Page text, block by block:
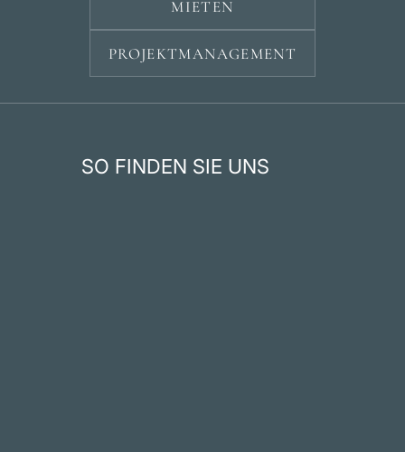
MIETEN
PROJEKTMANAGEMENT
SO FINDEN SIE UNS